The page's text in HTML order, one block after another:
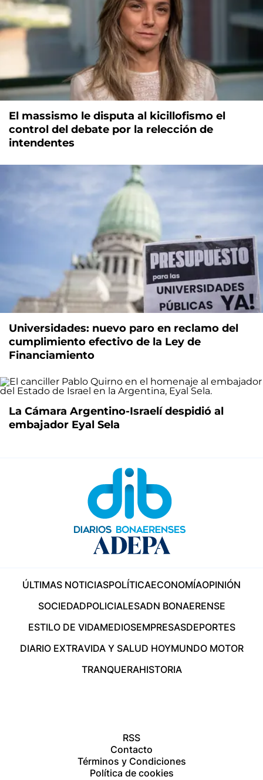
El massismo le disputa al kicillofismo el
control del debate por la relección de
intendentes
Universidades: nuevo paro en reclamo del
cumplimiento efectivo de la Ley de
Financiamiento
La Cámara Argentino-Israelí despidió al
embajador Eyal Sela
ÚLTIMAS NOTICIASPOLÍTICAECONOMÍAOPINIÓN
SOCIEDADPOLICIALESADN BONAERENSE
ESTILO DE VIDAMEDIOSEMPRESASDEPORTES
DIARIO EXTRAVIDA Y SALUD HOYMUNDO MOTOR
TRANQUERAHISTORIA
RSS
Contacto
Términos y Condiciones
Política de cookies